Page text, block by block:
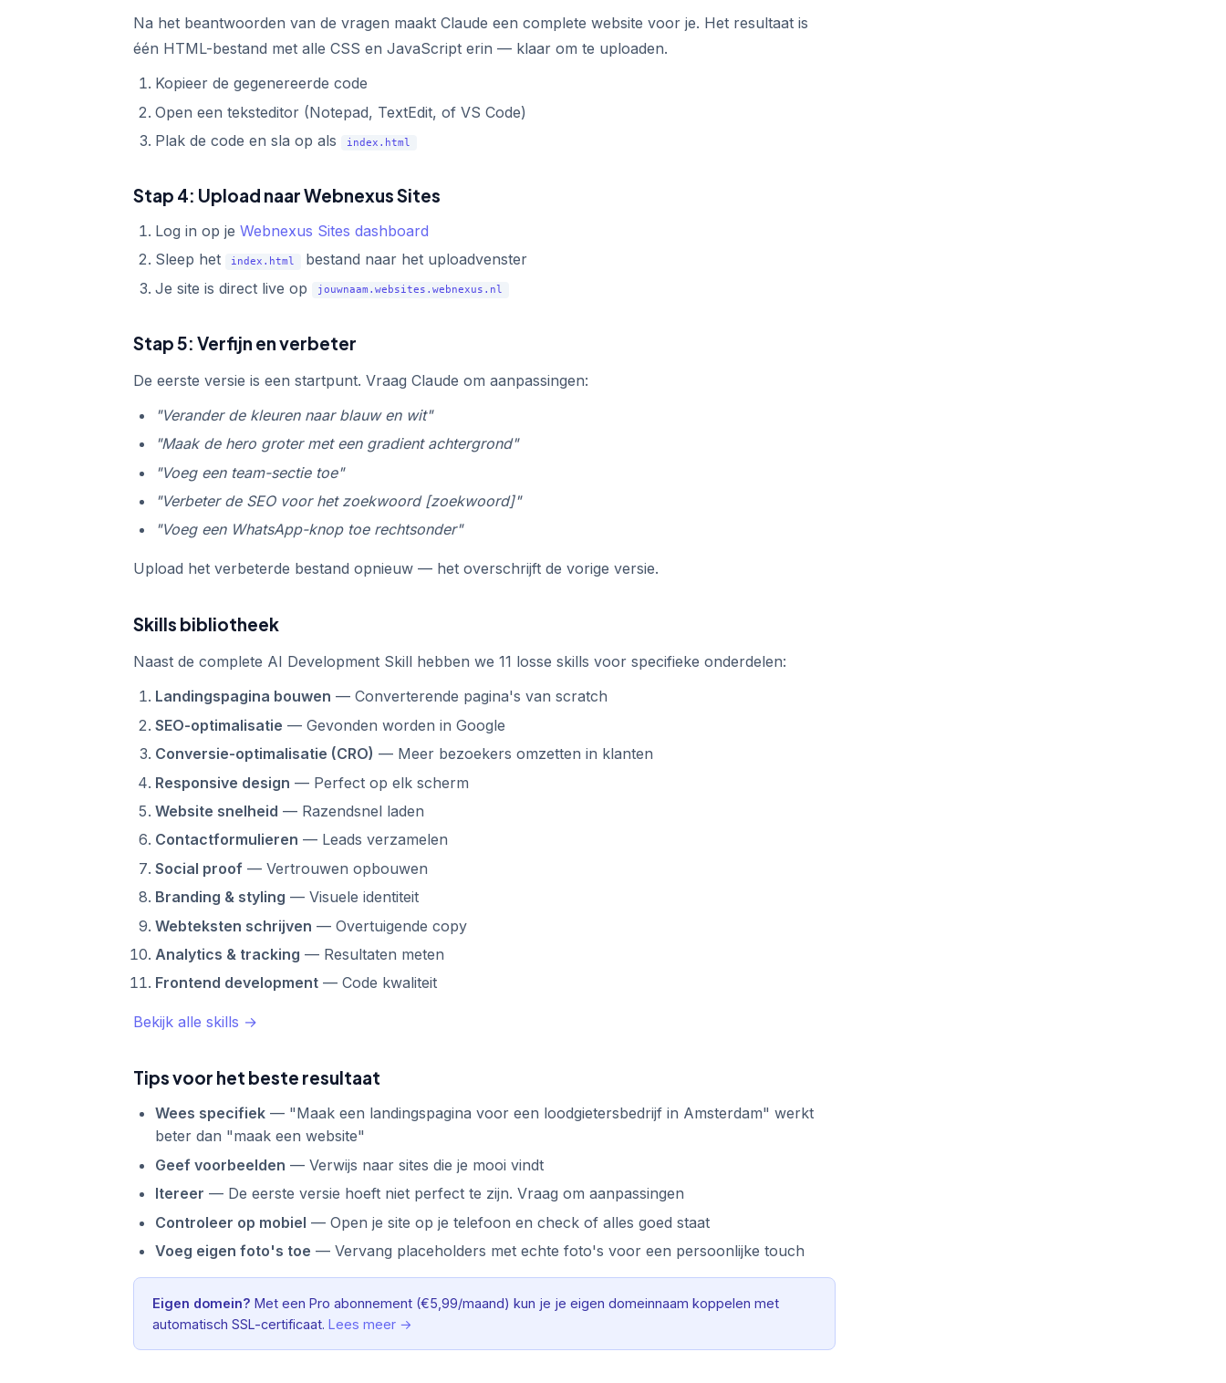
Na het beantwoorden van de vragen maakt Claude een complete website voor je. Het resultaat is
één HTML-bestand met alle CSS en JavaScript erin — klaar om te uploaden.
Kopieer de gegenereerde code
Open een teksteditor (Notepad, TextEdit, of VS Code)
Plak de code en sla op als
index.html
Stap 4: Upload naar Webnexus Sites
Log in op je Webnexus Sites dashboard
Sleep het
index.html
bestand naar het uploadvenster
Je site is direct live op
jouwnaam.websites.webnexus.nl
Stap 5: Verfijn en verbeter
De eerste versie is een startpunt. Vraag Claude om aanpassingen:
"Verander de kleuren naar blauw en wit"
"Maak de hero groter met een gradient achtergrond"
"Voeg een team-sectie toe"
"Verbeter de SEO voor het zoekwoord [zoekwoord]"
"Voeg een WhatsApp-knop toe rechtsonder"
Upload het verbeterde bestand opnieuw — het overschrijft de vorige versie.
Skills bibliotheek
Naast de complete AI Development Skill hebben we 11 losse skills voor specifieke onderdelen:
Landingspagina bouwen — Converterende pagina's van scratch
SEO-optimalisatie — Gevonden worden in Google
Conversie-optimalisatie (CRO) — Meer bezoekers omzetten in klanten
Responsive design — Perfect op elk scherm
Website snelheid — Razendsnel laden
Contactformulieren — Leads verzamelen
Social proof — Vertrouwen opbouwen
Branding & styling — Visuele identiteit
Webteksten schrijven — Overtuigende copy
Analytics & tracking — Resultaten meten
Frontend development — Code kwaliteit
Bekijk alle skills →
Tips voor het beste resultaat
Wees specifiek — "Maak een landingspagina voor een loodgietersbedrijf in Amsterdam" werkt
beter dan "maak een website"
Geef voorbeelden — Verwijs naar sites die je mooi vindt
Itereer — De eerste versie hoeft niet perfect te zijn. Vraag om aanpassingen
Controleer op mobiel — Open je site op je telefoon en check of alles goed staat
Voeg eigen foto's toe — Vervang placeholders met echte foto's voor een persoonlijke touch
Eigen domein? Met een Pro abonnement (€5,99/maand) kun je je eigen domeinnaam koppelen met
automatisch SSL-certificaat. Lees meer →